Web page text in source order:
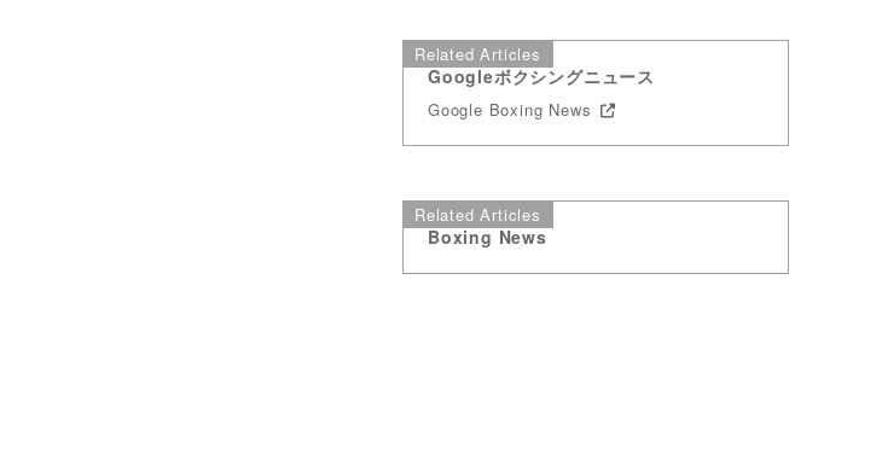
Related Articles
Googleボクシングニュース
Google Boxing News
Related Articles
Boxing News